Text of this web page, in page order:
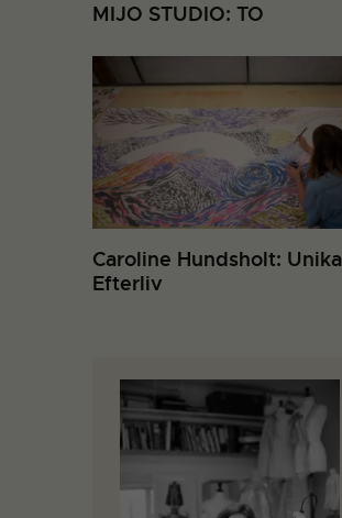
MIJO STUDIO: TO
Caroline Hundsholt: Unika
Efterliv